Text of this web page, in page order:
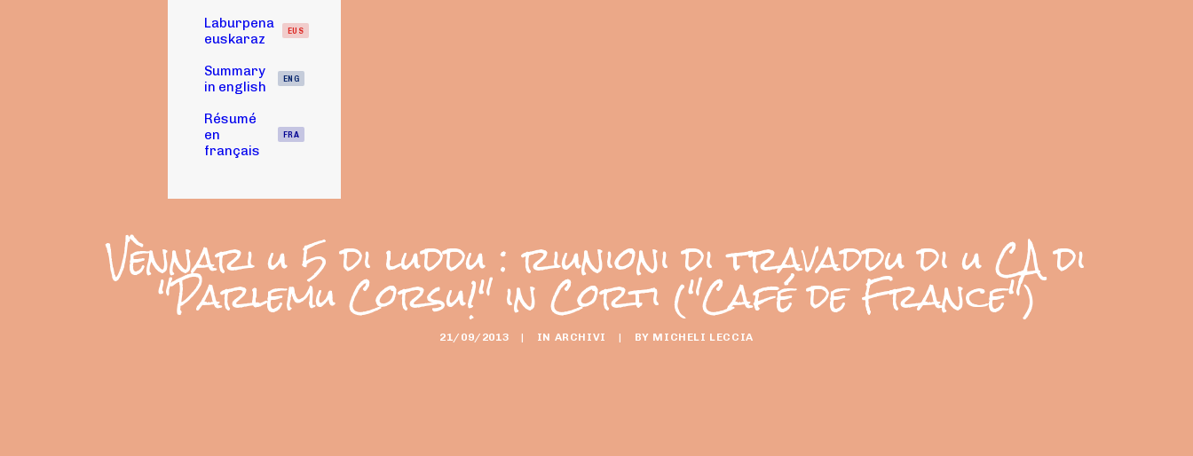
Laburpena
euskaraz
EUS
Summary
in english
ENG
Résumé
en
français
FRA
Vènnari u 5 di luddu : riunioni di travaddu di u CA di
"Parlemu Corsu!" in Corti ("Café de France")
21/09/2013 | IN ARCHIVI | BY MICHELI LECCIA